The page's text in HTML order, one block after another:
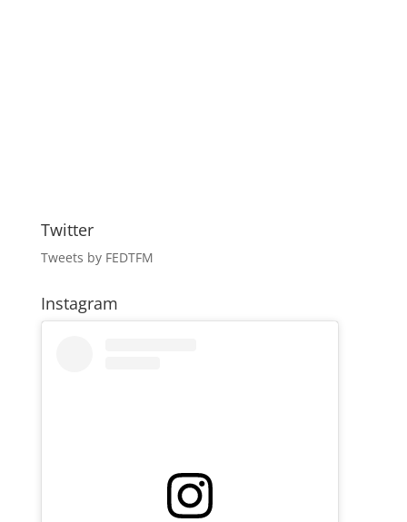
Twitter
Tweets by FEDTFM
Instagram